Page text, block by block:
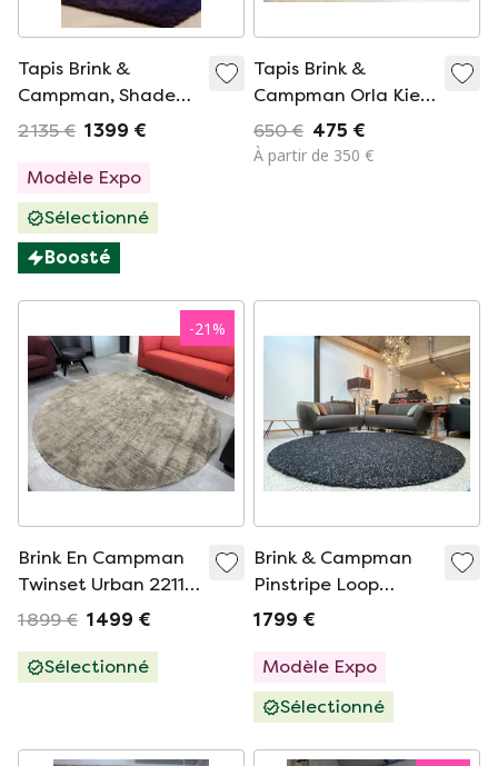
Tapis Brink &
Campman, Shade
High Electric Blue
2 135 € 1 399 €
Modèle Expo
Sélectionné
Boosté
Tapis Brink &
Campman Orla Kiely
Geo Flower Graphite
160 x 230 cm
650 € 475 €
À partir de 350 €
-21%
Brink En Campman
Twinset Urban 22114
Round Rug D250
1 899 € 1 499 €
Sélectionné
Brink & Campman
Pinstripe Loop
carpet round
1 799 €
Modèle Expo
Sélectionné